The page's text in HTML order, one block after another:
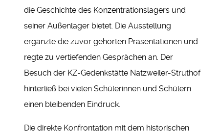
die Geschichte des Konzentrationslagers und
seiner Außenlager bietet. Die Ausstellung
ergänzte die zuvor gehörten Präsentationen und
regte zu vertiefenden Gesprächen an. Der
Besuch der KZ-Gedenkstätte Natzweiler-Struthof
hinterließ bei vielen Schülerinnen und Schülern
einen bleibenden Eindruck.
Die direkte Konfrontation mit dem historischen